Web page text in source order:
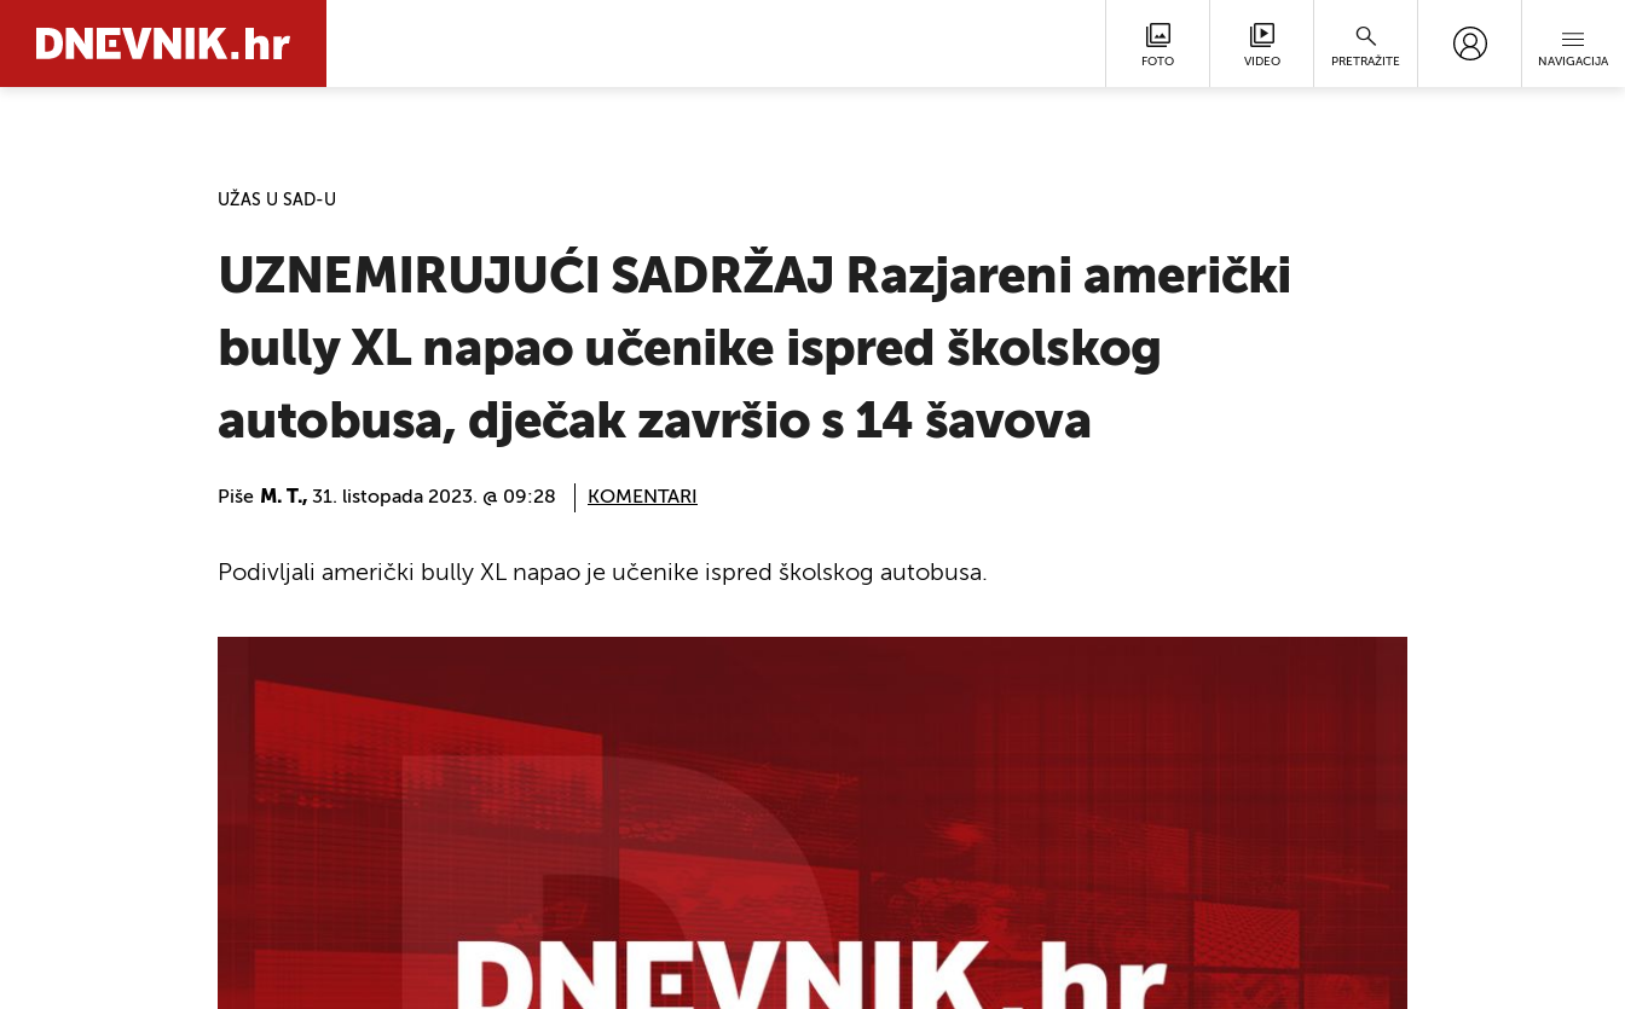
FOTO VIDEO PRETRAŽITE NAVIGACIJA
UŽAS U SAD-U
UZNEMIRUJUĆI SADRŽAJ Razjareni američki
bully XL napao učenike ispred školskog
autobusa, dječak završio s 14 šavova
Piše M. T., 31. listopada 2023. @ 09:28 KOMENTARI
Podivljali američki bully XL napao je učenike ispred školskog autobusa.